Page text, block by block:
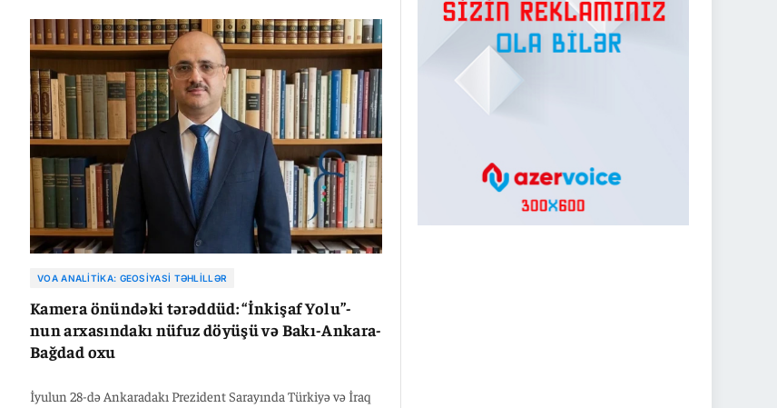
yataqlarında hasilatın artırılması istiqamətində birgə fəaliyyət
göstərəcək.
VOA ANALITIKA: GEOSIYASI TƏHLILLƏR
Kamera önündəki tərəddüd: “İnkişaf Yolu”-
nun arxasındakı nüfuz döyüşü və Bakı-Ankara-
Bağdad oxu
İyulun 28-də Ankaradakı Prezident Sarayında Türkiyə və İraq